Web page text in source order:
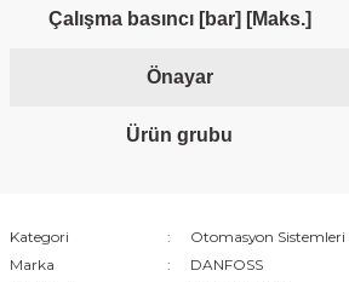
Çalışma basıncı [bar] [Maks.]
Önayar
Ürün grubu
Kategori
Otomasyon Sistemleri
Marka
DANFOSS